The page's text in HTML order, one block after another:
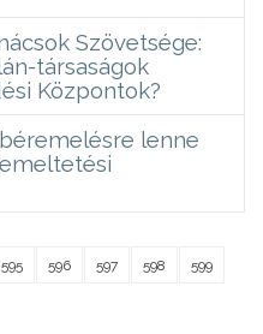
Szövetsége:
társaságok
Központok?
lenne
595 596 597 598 599